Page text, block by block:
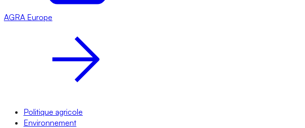
AGRA Europe
Politique agricole
Environnement